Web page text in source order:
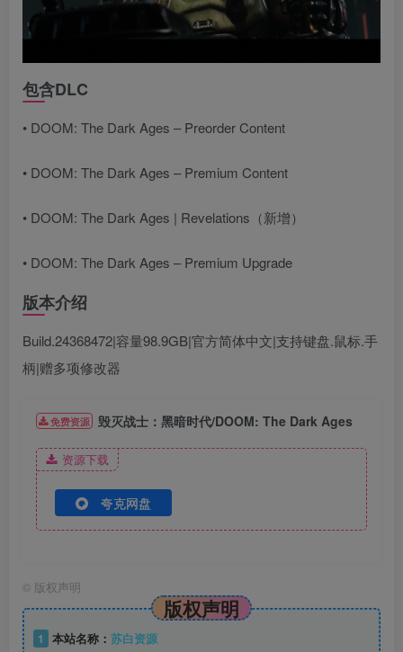
包含DLC
• DOOM: The Dark Ages – Preorder Content
• DOOM: The Dark Ages – Premium Content
• DOOM: The Dark Ages | Revelations（新增）
• DOOM: The Dark Ages – Premium Upgrade
版本介绍
Build.24368472|容量98.9GB|官方简体中文|支持键盘.鼠标.手
柄|赠多项修改器
免费资源 毁灭战士：黑暗时代/DOOM: The Dark Ages
资源下载
夸克网盘
© 版权声明
版权声明
1 本站名称： 苏白资源